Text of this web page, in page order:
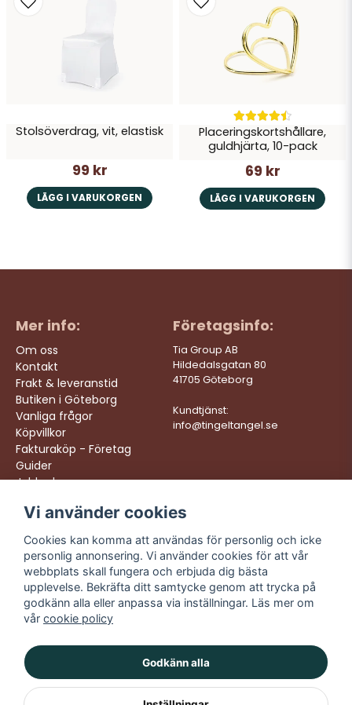
Stolsöverdrag, vit, elastisk
99 kr
LÄGG I VARUKORGEN
Placeringskortshållare,
guldhjärta, 10-pack
69 kr
LÄGG I VARUKORGEN
Mer info:
Om oss
Kontakt
Frakt & leveranstid
Butiken i Göteborg
Vanliga frågor
Köpvillkor
Fakturaköp - Företag
Guider
Jobba hos oss
Företagsinfo:
Tia Group AB
Hildedalsgatan 80
41705 Göteborg
Kundtjänst:
info@tingeltangel.se
Följ oss:
Instagram
Facebook
TikTok
YouTube
Vi levererar:
Snabba leveranser
Trygga köp
Fri frakt över 499:-
Trevlig kundtjänst
Vi använder cookies
Cookies kan komma att användas för personlig och icke
personlig annonsering. Vi använder cookies för att vår
webbplats skall fungera och erbjuda dig bästa
upplevelse. Bekräfta ditt samtycke genom att trycka på
godkänn alla eller anpassa via inställningar. Läs mer om
vår cookie policy
Godkänn alla